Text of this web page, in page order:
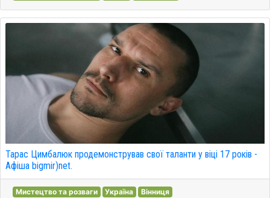
Тарас Цимбалюк продемонстрував свої таланти у віці 17 років -
Афіша bigmir)net.
Мистецтво та розваги Україна Вінниця